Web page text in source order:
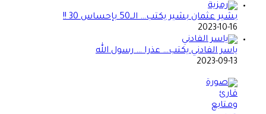
بشير عثمان بشير يكتب… الــ50 بإحساس 30 !!
2023-10-16
ياسر الفادني يكتب… عذرا … رسول الله
2023-09-13